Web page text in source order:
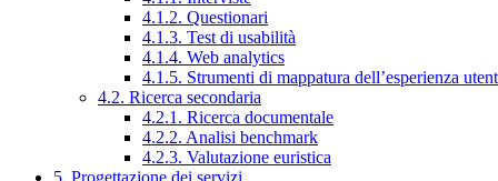
4.1.2. Questionari
4.1.3. Test di usabilità
4.1.4. Web analytics
4.1.5. Strumenti di mappatura dell’esperienza
4.2. Ricerca secondaria
4.2.1. Ricerca documentale
4.2.2. Analisi benchmark
4.2.3. Valutazione euristica
5. Progettazione dei servizi